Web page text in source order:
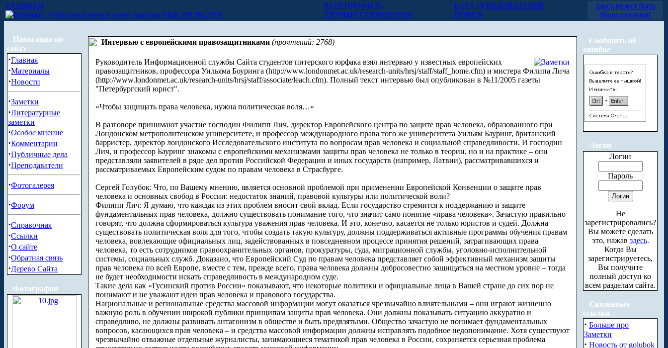
ГЛАВНАЯ
МЫСЛИ ВСЛУХ
ВАШ ПРОФИЛЬ
ЛИЧНЫЕ СООБЩЕНИЯ
БАЗА ПОЛЬЗОВАТЕЛЕЙ
ПОИСК
Здесь может быть
Ваша реклама!
Навигация по
сайту
·Главная
·Материалы
·Новости
·Заметки
·Литературные
заметки
·Особое мнение
·Комментарии
·Публичные дела
·Преподаватели
·Фотогалерея
·Форум
·Справочная
·Ссылки
·О сайте
·Обратная связь
·Дерево Сайта
Фотографии
Интервью с европейскими правозащитниками (прочтений: 2768)
Руководитель Информационной службы Сайта студентов питерского юрфака взял интервью у известных европейских
правозащитников, профессора Уильяма Боуринга (http://www.londonmet.ac.uk/research-units/hrsj/staff/staff_home.cfm) и мистера Филипа Лича
(http://www.londonmet.ac.uk/research-units/hrsj/staff/associate/leach.cfm). Полный текст интервью был опубликован в №11/2005 газеты
"Петербургский юрист".
«Чтобы защищать права человека, нужна политическая воля…»
В разговоре принимают участие господин Филипп Лич, директор Европейского центра по защите прав человека, образованного при
Лондонском метрополитенском университете, и профессор международного права того же университета Уильям Бауринг, британский
барристер, директор лондонского Исследовательского института по вопросам прав человека и социальной справедливости. И господин
Лич, и профессор Бауринг знакомы с европейскими механизмами защиты прав человека не только в теории, но и на практике – они
представляли заявителей в ряде дел против Российской Федерации и иных государств (например, Латвии), рассматривавшихся и
рассматриваемых Европейским судом по правам человека в Страсбурге.
Сергей Голубок: Что, по Вашему мнению, является основной проблемой при применении Европейской Конвенции о защите прав
человека и основных свобод в России: недостаток знаний, правовой культуры или политической воли?
Филипп Лич: Я думаю, что каждая из этих проблем вносит свой вклад. Если государство стремится к поддержанию и защите
фундаментальных прав человека, должно существовать понимание того, что значит само понятие «права человека». Зачастую правильно
говорят, что должна сформироваться культура уважения прав человека. И это, конечно, касается не только юристов и судей. Должна
существовать политическая воля для того, чтобы создать такую культуру, должны поддерживаться активные программы обучения правам
человека, вовлекающие официальных лиц, задействованных в повседневном процессе принятия решений, затрагивающих права
человека, то есть сотрудников правоохранительных органов, прокуратуры, суда, миграционной службы, уголовно-исполнительной
системы, социальных служб. Доказано, что Европейский Суд по правам человека представляет собой эффективный механизм защиты
прав человека по всей Европе, вместе с тем, прежде всего, права человека должны добросовестно защищаться на местном уровне – тогда
не будет необходимости искать справедливость в международном суде.
Такие дела как «Гусинский против России» показывают, что некоторые политики и официальные лица в Вашей стране до сих пор не
понимают и не уважают идеи прав человека и правового государства.
Национальные и региональные средства массовой информации могут оказаться чрезвычайно влиятельными – они играют жизненно
важную роль в обучении широкой публики принципам защиты прав человека. Они должны показывать ситуацию аккуратно и
справедливо, не должны развивать антагонизм в обществе и быть предвзятыми. Общество зачастую не понимает фундаментальных
вопросов, касающихся прав человека – и средства массовой информации должны исправлять подобное недопонимание. Хотя существуют
чрезвычайно отважные отдельные журналисты, занимающиеся тематикой прав человека в России, сохраняется серьезная проблема
Сообщить об
ошибке
Логин
Логин
Пароль
Не
зарегистрировались?
Вы можете сделать
это, нажав здесь.
Когда Вы
зарегистрируетесь,
Вы получите
полный доступ ко
всем разделам сайта.
Связанные
ссылки
· Больше про
Заметки
· Новость от golubok